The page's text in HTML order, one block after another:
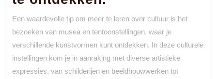
Een waardevolle tip om meer te leren over cultuur is het
bezoeken van musea en tentoonstellingen, waar je
verschillende kunstvormen kunt ontdekken. In deze culturele
instellingen kom je in aanraking met diverse artistieke
expressies, van schilderijen en beeldhouwwerken tot